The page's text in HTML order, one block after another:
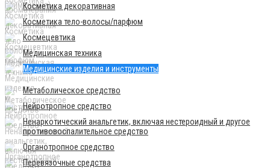
Косметика декоративная
Косметика тело-волосы/парфюм
Космецевтика
Медицинская техника
Медицинские изделия и инструменты
Метаболическое средство
Нейротропное средство
Ненаркотический анальгетик, включая нестероидный и другое
противовоспалительное средство
Органотропное средство
Перевязочные средства